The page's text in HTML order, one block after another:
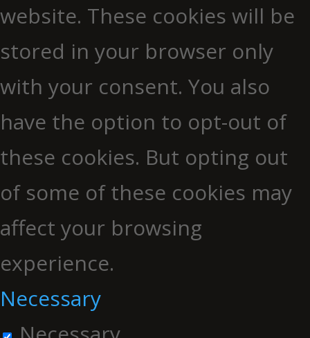
website. These cookies will be
stored in your browser only
with your consent. You also
have the option to opt-out of
these cookies. But opting out
of some of these cookies may
affect your browsing
experience.
Necessary